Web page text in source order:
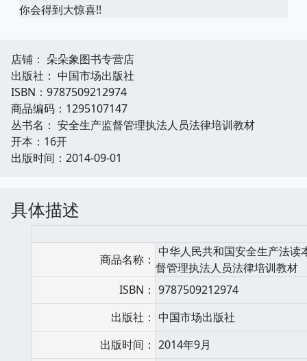
你会得到大惊喜!!
店铺： 朵朵象图书专营店
出版社： 中国市场出版社
ISBN：9787509212974
商品编码：1295107147
丛书名： 安全生产监督管理执法人员法律培训教材
开本：16开
出版时间：2014-09-01
具体描述
商品名称：
中华人民共和国安全生产法
督管理执法人员法律培训教材
ISBN： 9787509212974
出版社： 中国市场出版社
出版时间： 2014年9月